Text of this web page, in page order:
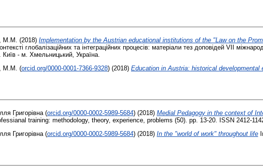
М.М. (2018) Implementation by the Austrian educational institutions of the "Law on the
глобалізаційних та інтеграційних процесів: матеріали тез доповідей VІІ
Київ - м. Хмельницький, Україна.
М.М. (orcid.org/0000-0001-7366-9328) (2018) Education in Austria: historical developmental
Григорівна (orcid.org/0000-0002-5989-5684) (2018) Medial Pedagogy in the context of
training: methodology, theory, experience, problems (50). pp. 13-20. ISSN 2412-
Григорівна (orcid.org/0000-0002-5989-5684) (2018) In the "world of work" throughout life